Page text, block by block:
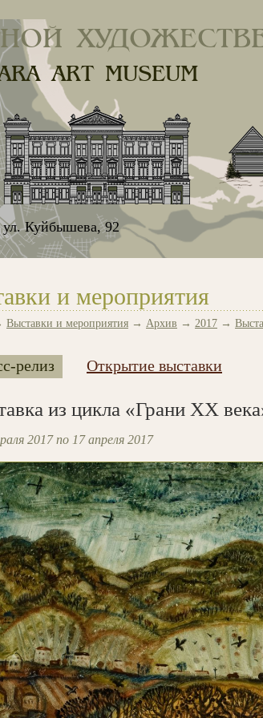
ART MUSEUM
ул. Куйбышева, 92
и мероприятия
Выставки и мероприятия → Архив → 2017 →
релиз Открытие выставки
из цикла «Грани XX
2017 по 17 апреля 2017